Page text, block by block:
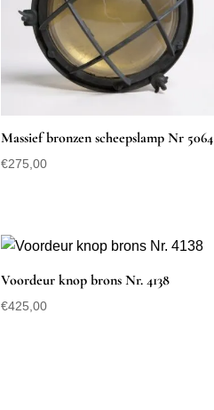
Massief bronzen scheepslamp Nr 5064
€275,00
Voordeur knop brons Nr. 4138
€425,00